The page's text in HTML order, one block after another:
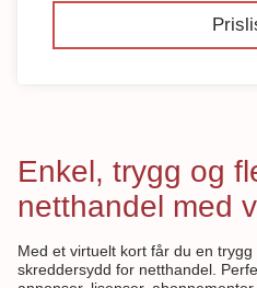
Enkel, trygg og
netthandel med
Med et virtuelt kort får du en
skreddersydd for netthandel.